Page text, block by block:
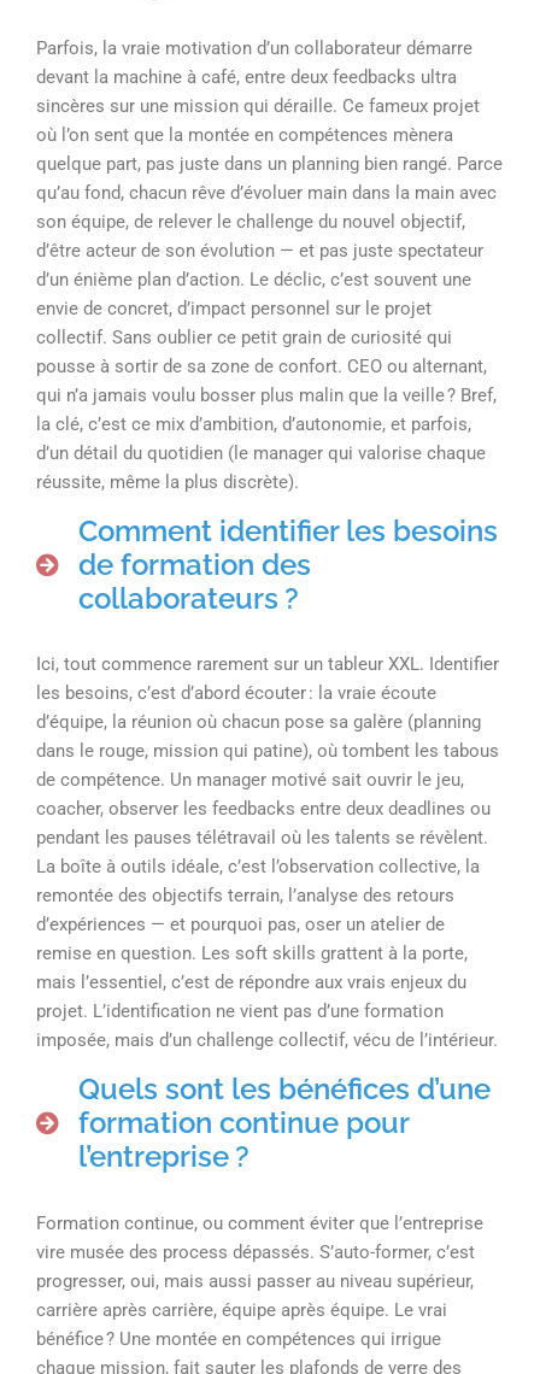
Parfois, la vraie motivation d’un collaborateur démarre
devant la machine à café, entre deux feedbacks ultra
sincères sur une mission qui déraille. Ce fameux projet
où l’on sent que la montée en compétences mènera
quelque part, pas juste dans un planning bien rangé. Parce
qu’au fond, chacun rêve d’évoluer main dans la main avec
son équipe, de relever le challenge du nouvel objectif,
d’être acteur de son évolution — et pas juste spectateur
d’un énième plan d’action. Le déclic, c’est souvent une
envie de concret, d’impact personnel sur le projet
collectif. Sans oublier ce petit grain de curiosité qui
pousse à sortir de sa zone de confort. CEO ou alternant,
qui n’a jamais voulu bosser plus malin que la veille ? Bref,
la clé, c’est ce mix d’ambition, d’autonomie, et parfois,
d’un détail du quotidien (le manager qui valorise chaque
réussite, même la plus discrète).
Comment identifier les besoins
de formation des
collaborateurs ?
Ici, tout commence rarement sur un tableur XXL. Identifier
les besoins, c’est d’abord écouter : la vraie écoute
d’équipe, la réunion où chacun pose sa galère (planning
dans le rouge, mission qui patine), où tombent les tabous
de compétence. Un manager motivé sait ouvrir le jeu,
coacher, observer les feedbacks entre deux deadlines ou
pendant les pauses télétravail où les talents se révèlent.
La boîte à outils idéale, c’est l’observation collective, la
remontée des objectifs terrain, l’analyse des retours
d’expériences — et pourquoi pas, oser un atelier de
remise en question. Les soft skills grattent à la porte,
mais l’essentiel, c’est de répondre aux vrais enjeux du
projet. L’identification ne vient pas d’une formation
imposée, mais d’un challenge collectif, vécu de l’intérieur.
Quels sont les bénéfices d’une
formation continue pour
l’entreprise ?
Formation continue, ou comment éviter que l’entreprise
vire musée des process dépassés. S’auto-former, c’est
progresser, oui, mais aussi passer au niveau supérieur,
carrière après carrière, équipe après équipe. Le vrai
bénéfice ? Une montée en compétences qui irrigue
chaque mission, fait sauter les plafonds de verre des